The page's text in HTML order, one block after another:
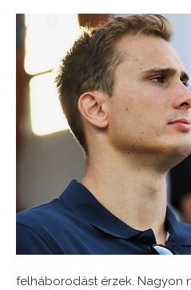
felháborodást érzek. Nagyon